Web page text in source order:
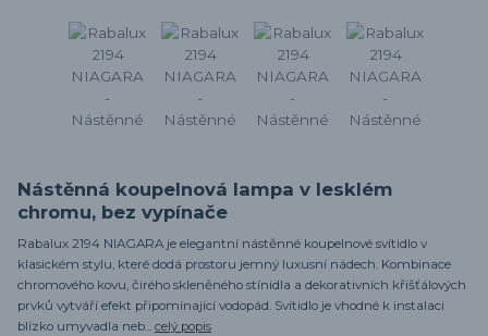
Nástěnná koupelnová lampa v lesklém
chromu, bez vypínače
Rabalux 2194 NIAGARA je elegantní nástěnné koupelnové svítidlo v
klasickém stylu, které dodá prostoru jemný luxusní nádech. Kombinace
chromového kovu, čirého skleněného stínidla a dekorativních křišťálových
prvků vytváří efekt připomínající vodopád. Svítidlo je vhodné k instalaci
blízko umyvadla neb... celý popis